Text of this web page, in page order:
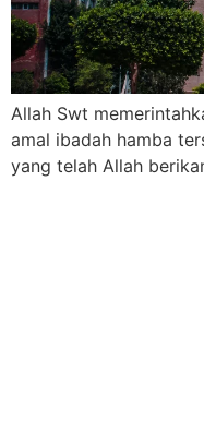
Allah Swt
amal ibadah hamba
yang telah Allah